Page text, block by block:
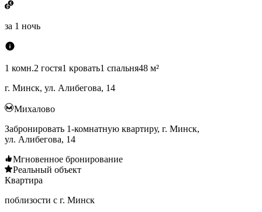
за 1 ночь
1 комн.2 гостя1 кровать1 спальня48 м²
г. Минск, ул. Алибегова, 14
Михалово
Забронировать 1-комнатную квартиру, г. Минск,
ул. Алибегова, 14
Мгновенное бронирование
Реальный объект
Квартира
поблизости с г. Минск